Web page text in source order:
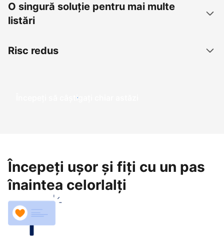
O singură soluție pentru mai multe
listări
Risc redus
Începeți să câștigați chiar astăzi
Începeți ușor și fiți cu un pas
înaintea celorlalți